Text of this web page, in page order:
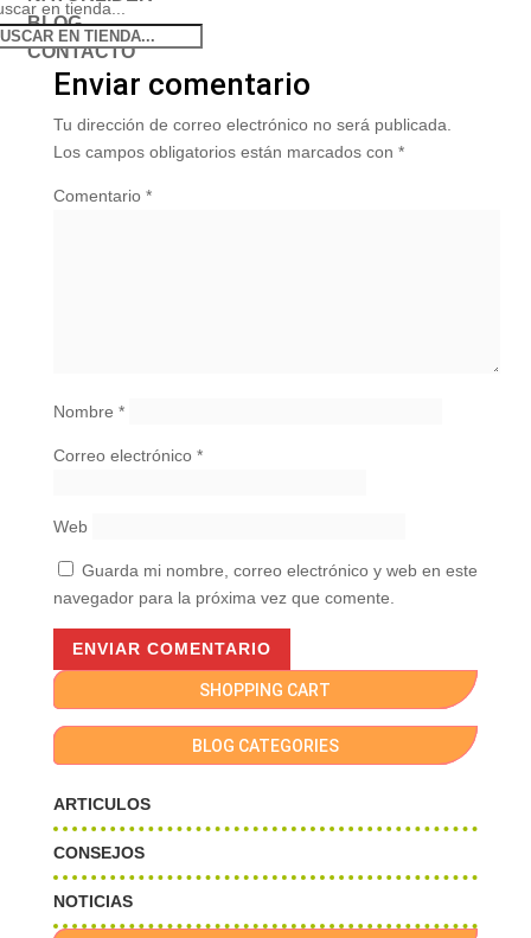
BLOG
CONTACTO
en tienda...
Enviar comentario
Tu dirección de correo electrónico no será publicada.
Los campos obligatorios están marcados con *
Comentario *
Nombre *
Correo electrónico *
Web
Guarda mi nombre, correo electrónico y web en este
navegador para la próxima vez que comente.
SHOPPING CART
BLOG CATEGORIES
ARTICULOS
CONSEJOS
NOTICIAS